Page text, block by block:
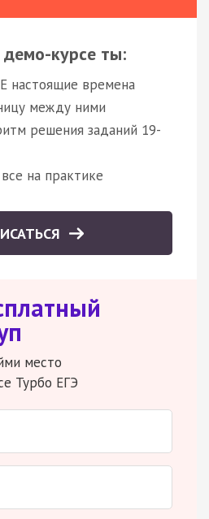
курсе ты:
настоящие времена
между ними
решения заданий 19-
на практике
место
Турбо ЕГЭ